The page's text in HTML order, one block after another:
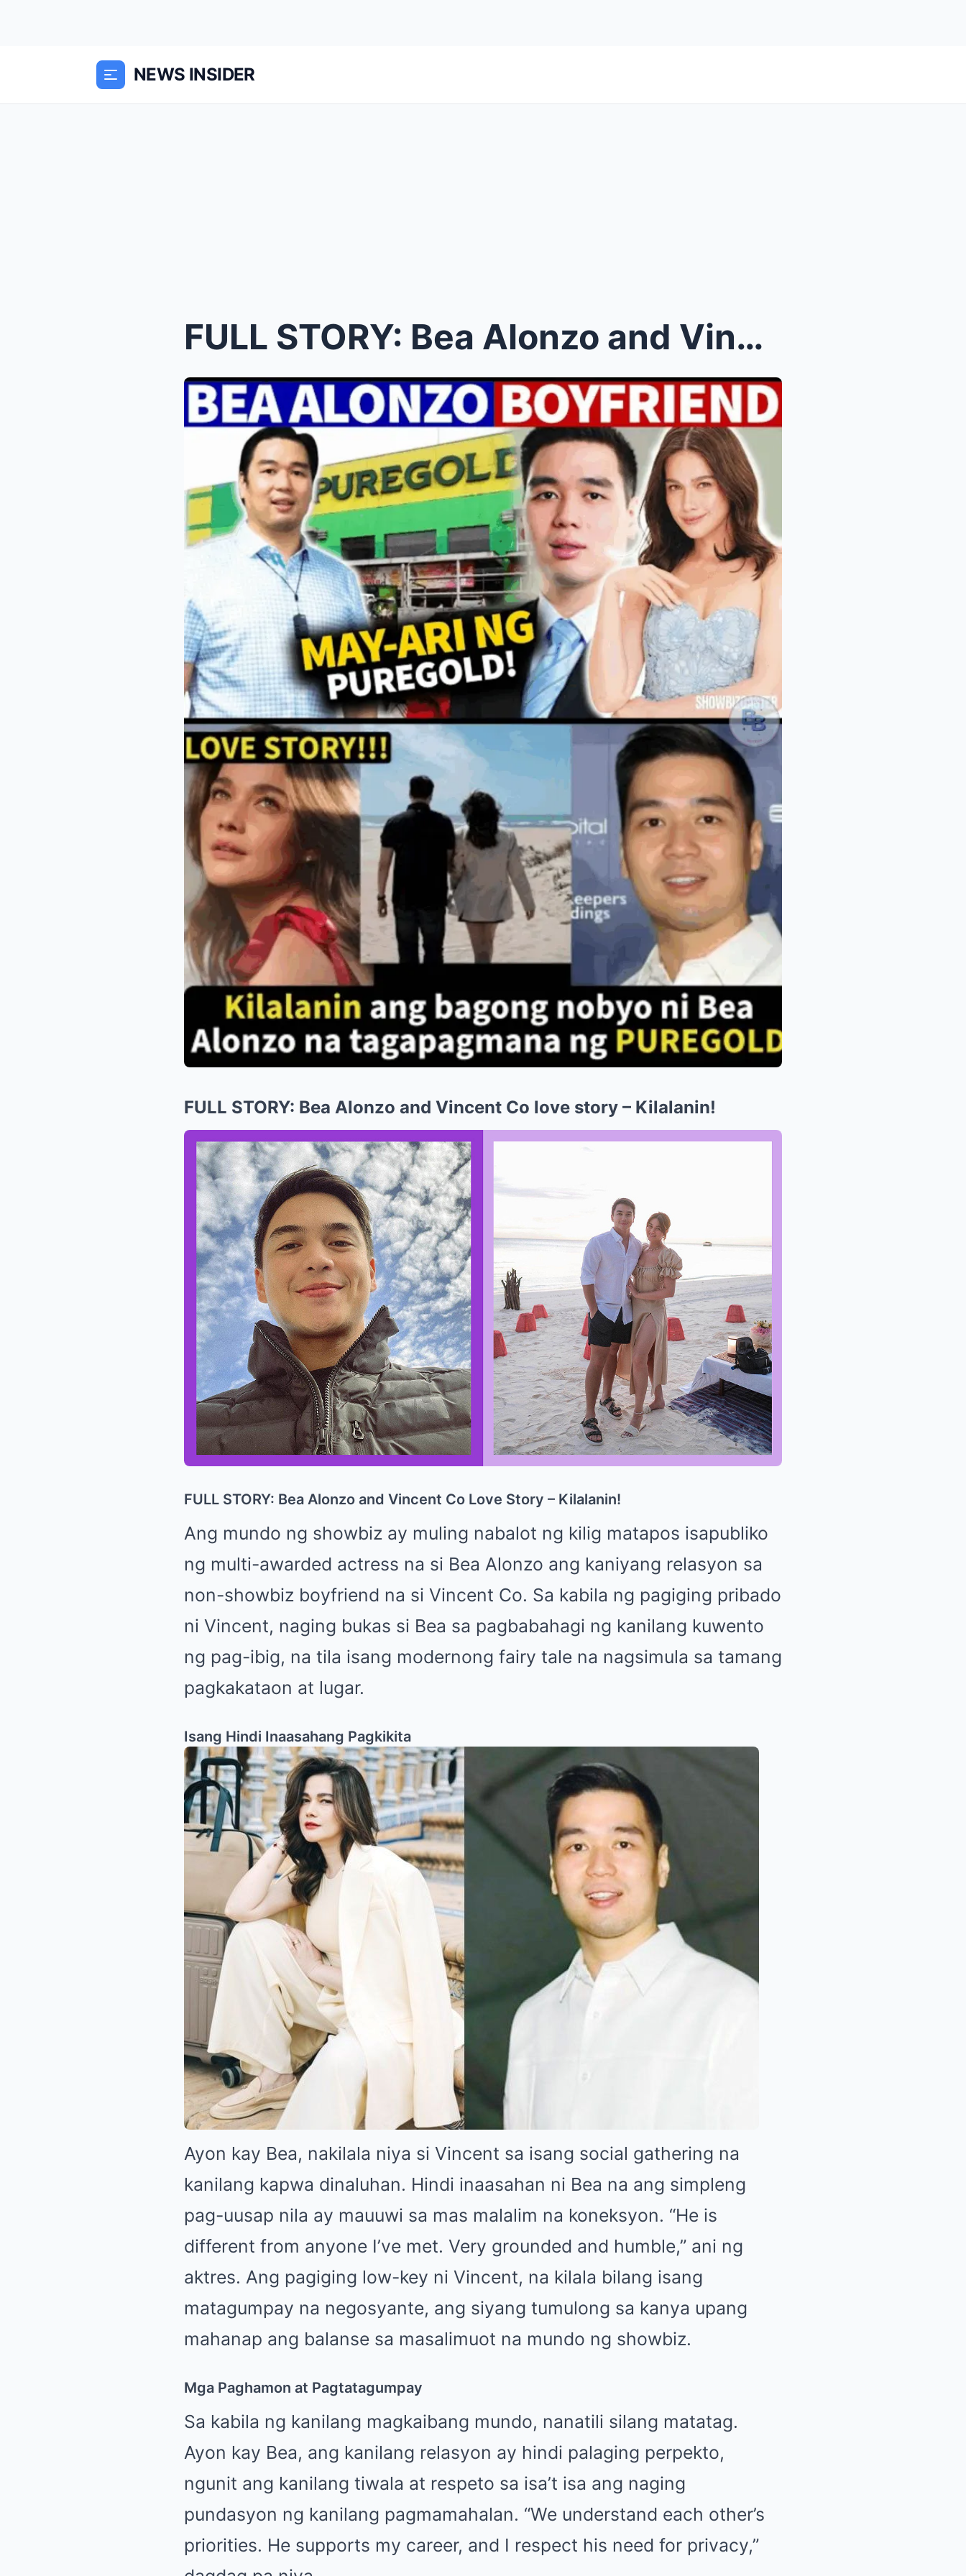
NEWS INSIDER
FULL STORY: Bea Alonzo and Vincent Co love story &...
FULL STORY: Bea Alonzo and Vincent Co love story – Kilalanin!
FULL STORY: Bea Alonzo and Vincent Co Love Story – Kilalanin!
Ang mundo ng showbiz ay muling nabalot ng kilig matapos isapubliko
ng multi-awarded actress na si Bea Alonzo ang kaniyang relasyon sa
non-showbiz boyfriend na si Vincent Co. Sa kabila ng pagiging pribado
ni Vincent, naging bukas si Bea sa pagbabahagi ng kanilang kuwento
ng pag-ibig, na tila isang modernong fairy tale na nagsimula sa tamang
pagkakataon at lugar.
Isang Hindi Inaasahang Pagkikita
Ayon kay Bea, nakilala niya si Vincent sa isang social gathering na
kanilang kapwa dinaluhan. Hindi inaasahan ni Bea na ang simpleng
pag-uusap nila ay mauuwi sa mas malalim na koneksyon. “He is
different from anyone I’ve met. Very grounded and humble,” ani ng
aktres. Ang pagiging low-key ni Vincent, na kilala bilang isang
matagumpay na negosyante, ang siyang tumulong sa kanya upang
mahanap ang balanse sa masalimuot na mundo ng showbiz.
Mga Paghamon at Pagtatagumpay
Sa kabila ng kanilang magkaibang mundo, nanatili silang matatag.
Ayon kay Bea, ang kanilang relasyon ay hindi palaging perpekto,
ngunit ang kanilang tiwala at respeto sa isa’t isa ang naging
pundasyon ng kanilang pagmamahalan. “We understand each other’s
priorities. He supports my career, and I respect his need for privacy,”